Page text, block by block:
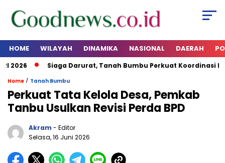
HOME WILAYAH DINAMIKA NASIONAL DAERAH
Siaga Darurat, Tanah Bumbu Perkuat Koordinasi
Home / Tanah Bumbu
Perkuat Tata Kelola Desa, Pemkab
Tanbu Usulkan Revisi Perda BPD
Akram - Editor
Selasa, 16 Juni 2026